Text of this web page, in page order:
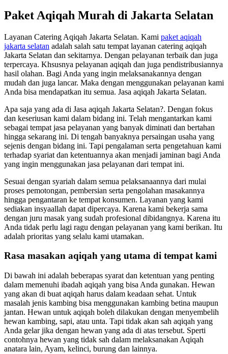
0823
6713
Paket Aqiqah Murah di Jakarta Selatan
Layanan Catering Aqiqah Jakarta Selatan. Kami paket aqiqah
jakarta selatan adalah salah satu tempat layanan catering aqiqah
Jakarta Selatan dan sekitarnya. Dengan pelayanan terbaik dan juga
terpercaya. Khsusnya pelayanan aqiqah dan juga pendistribusiannya
hasil olahan. Bagi Anda yang ingin melaksanakannya dengan
mudah dan juga lancar. Maka dengan menggunakan pelayanan kami
Anda bisa mendapatkan itu semua. Jasa aqiqah Jakarta Selatan.
Apa saja yang ada di Jasa aqiqah Jakarta Selatan?. Dengan fokus
dan keseriusan kami dalam bidang ini. Telah mengantarkan kami
sebagai tempat jasa pelayanan yang banyak diminati dan bertahan
hingga sekarang ini. Di tengah banyaknya persaingan usaha yang
sejenis dengan bidang ini. Tapi pengalaman serta pengetahuan kami
terhadap syariat dan ketentuannya akan menjadi jaminan bagi Anda
yang ingin menggunakan jasa pelayanan dari tempat ini.
Sesuai dengan syariah dalam semua pelaksanaannya dari mulai
proses pemotongan, pembersian serta pengolahan masakannya
hingga pengantaran ke tempat konsumen. Layanan yang kami
sediakan insyaallah dapat dipercaya. Karena kami bekerja sama
dengan juru masak yang sudah profesional dibidangnya. Karena itu
Anda tidak perlu lagi ragu dengan pelayanan yang kami berikan. Itu
adalah prioritas yang selalu kami utamakan.
Rasa masakan aqiqah yang utama di tempat kami
Di bawah ini adalah beberapas syarat dan ketentuan yang penting
dalam memenuhi ibadah aqiqah yang bisa Anda gunakan. Hewan
yang akan di buat aqiqah harus dalam keadaan sehat. Untuk
masalah jenis kambing bisa menggunakan kambing betina maupun
jantan. Hewan untuk aqiqah boleh dilakukan dengan menyembelih
hewan kambing, sapi, atau unta. Tapi tidak akan sah aqiqah yang
Anda gelar jika dengan hewan yang ada di atas tersebut. Sperti
contohnya hewan yang tidak sah dalam melaksanakan Aqiqah
anatara lain, Ayam, kelinci, burung dan lainnya.